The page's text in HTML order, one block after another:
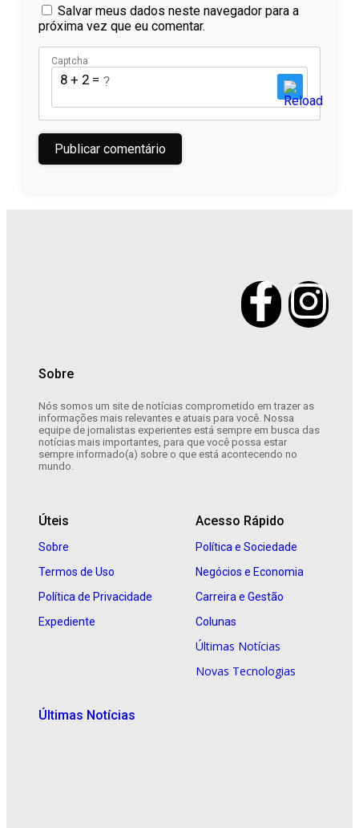
Salvar meus dados neste navegador para a
próxima vez que eu comentar.
Captcha
8 + 2 = ?
Sobre
Nós somos um site de notícias comprometido em trazer as
informações mais relevantes e atuais para você. Nossa
equipe de jornalistas experientes está sempre em busca das
notícias mais importantes, para que você possa estar
sempre informado(a) sobre o que está acontecendo no
mundo.
Úteis
Sobre
Termos de Uso
Política de Privacidade
Expediente
Acesso Rápido
Política e Sociedade
Negócios e Economia
Carreira e Gestão
Colunas
Últimas Notícias
Novas Tecnologias
Últimas Notícias